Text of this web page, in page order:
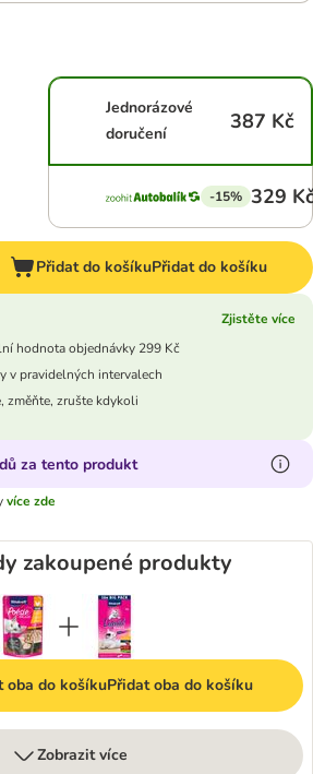
Jednorázové
doručení
387 Kč
-15% 329
Přidat do košíkuPřidat do košíku
Zjistěte více
hodnota objednávky 299 Kč
v pravidelných intervalech
změňte, zrušte kdykoli
za tento produkt
více zde
zakoupené produkty
oba do košíkuPřidat oba do košíku
Zobrazit více